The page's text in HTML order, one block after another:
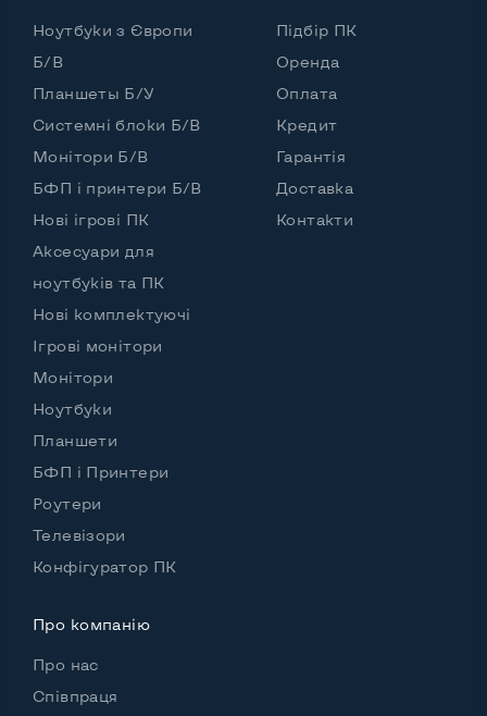
Ноутбуки з Європи
Б/В
Планшеты Б/У
Системні блоки Б/В
Монітори Б/В
БФП і принтери Б/В
Нові ігрові ПК
Аксесуари для
ноутбуків та ПК
Нові комплектуючі
Ігрові монітори
Монітори
Ноутбуки
Планшети
БФП і Принтери
Роутери
Телевізори
Конфігуратор ПК
Підбір ПК
Оренда
Оплата
Кредит
Гарантія
Доставка
Контакти
Про компанію
Про нас
Співпраця